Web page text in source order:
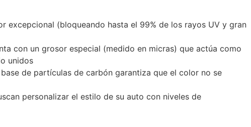
excepcional (bloqueando hasta el 99% de los rayos UV y gran
con un grosor especial (medido en micras) que actúa como
unidos
de partículas de carbón garantiza que el color no se
personalizar el estilo de su auto con niveles de